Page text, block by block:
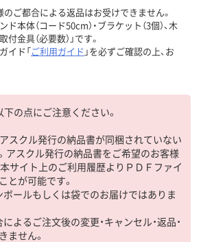
のご都合による返品はお受けできません。
本体（コード50cm）・ブラケット（3個）、木
金具（必要数）」です。
イド「ご利用ガイド 」を必ずご確認の上、お
下の点にご注意ください。
アスクル発行の納品書が同梱されていない
アスクル発行の納品書をご希望のお客様
本サイト上のご利用履歴よりＰＤＦファイ
とが可能です。
ボールもしくは袋でのお届けではありま
よるご注文後の変更・キャンセル・返品・
ません。